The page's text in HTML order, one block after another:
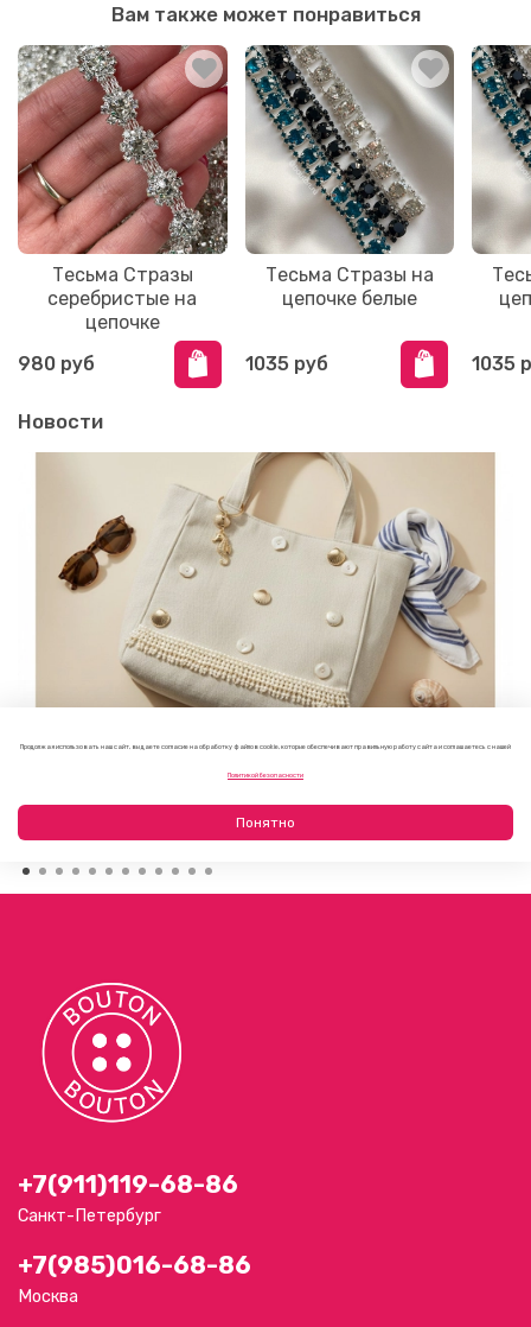
Вам также может понравиться
Тесьма Стразы
серебристые на
цепочке
980 руб
Тесьма Стразы на
цепочке белые
1035 руб 1035
Новости
+7(911)119-68-86
Санкт-Петербург
+7(985)016-68-86
Москва
Продолжая использовать наш сайт, вы даете согласие на обработку файлов cookie, которые обеспечивают правильную работу сайта и соглашаетесь с нашей
Политикой безопасности
Понятно